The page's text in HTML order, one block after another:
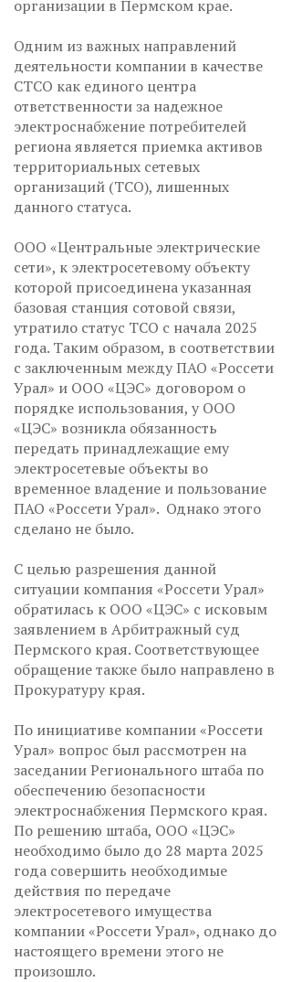
организации в Пермском крае.
Одним из важных направлений
деятельности компании в качестве
СТСО как единого центра
ответственности за надежное
электроснабжение потребителей
региона является приемка активов
территориальных сетевых
организаций (ТСО), лишенных
данного статуса.
ООО «Центральные электрические
сети», к электросетевому объекту
которой присоединена указанная
базовая станция сотовой связи,
утратило статус ТСО с начала 2025
года. Таким образом, в соответствии
с заключенным между ПАО «Россети
Урал» и ООО «ЦЭС» договором о
порядке использования, у ООО
«ЦЭС» возникла обязанность
передать принадлежащие ему
электросетевые объекты во
временное владение и пользование
ПАО «Россети Урал». Однако этого
сделано не было.
С целью разрешения данной
ситуации компания «Россети Урал»
обратилась к ООО «ЦЭС» с исковым
заявлением в Арбитражный суд
Пермского края. Соответствующее
обращение также было направлено в
Прокуратуру края.
По инициативе компании «Россети
Урал» вопрос был рассмотрен на
заседании Регионального штаба по
обеспечению безопасности
электроснабжения Пермского края.
По решению штаба, ООО «ЦЭС»
необходимо было до 28 марта 2025
года совершить необходимые
действия по передаче
электросетевого имущества
компании «Россети Урал», однако до
настоящего времени этого не
произошло.